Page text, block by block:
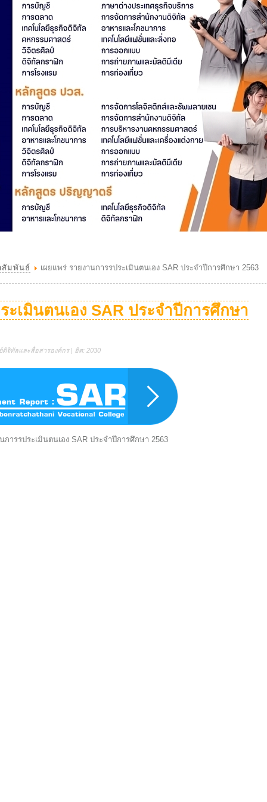
สัมพันธ์ เผยแพร่ รายงานการรประเมินตนเอง SAR ประจำปีการศึกษา 2563
ะเมินตนเอง SAR ประจำปีการศึกษา
จิทัลและสื่อสารองค์กร | ฮิต: 2030
การรประเมินตนเอง SAR ประจำปีการศึกษา 2563